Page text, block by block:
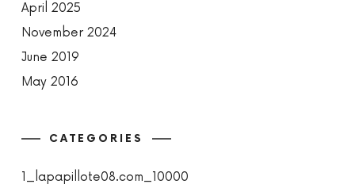
April 2025
November 2024
June 2019
May 2016
CATEGORIES
1_lapapillote08.com_10000